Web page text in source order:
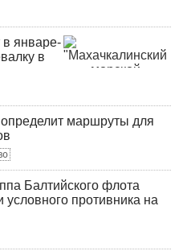
в январе-
в
маршруты для
Балтийского флота
условного противника на